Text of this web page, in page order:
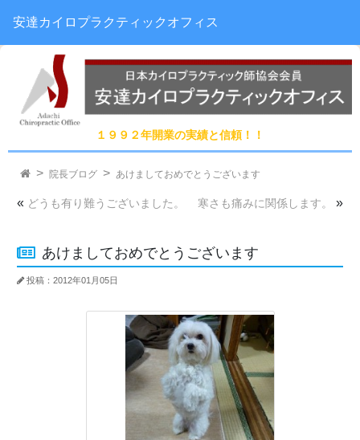
１９９２年開業の実績と信頼！！
安達カイロプラクティックオフィス
院長ブログ あけましておめでとうございます
« どうも有り難うございました。 寒さも痛みに関係します。 »
あけましておめでとうございます
投稿：2012年01月05日